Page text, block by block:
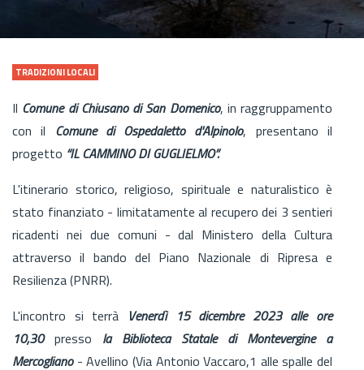
TRADIZIONI LOCALI
Il Comune di Chiusano di San Domenico, in raggruppamento
con il Comune di Ospedaletto d'Alpinolo, presentano il
progetto “IL CAMMINO DI GUGLIELMO”.
L'itinerario storico, religioso, spirituale e naturalistico è
stato finanziato - limitatamente al recupero dei 3 sentieri
ricadenti nei due comuni - dal Ministero della Cultura
attraverso il bando del Piano Nazionale di Ripresa e
Resilienza (PNRR).
L'incontro si terrà Venerdì 15 dicembre 2023 alle ore
10,30 presso la Biblioteca Statale di Montevergine a
Mercogliano- Avellino (Via Antonio Vaccaro,1 alle spalle del